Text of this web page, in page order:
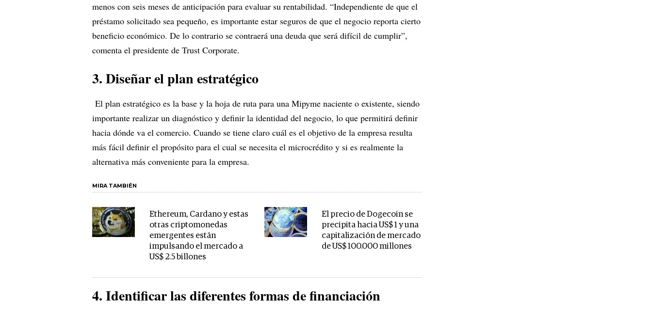
menos con seis meses de anticipación para evaluar su rentabilidad. “Independiente de que el
préstamo solicitado sea pequeño, es importante estar seguros de que el negocio reporta cierto
beneficio económico. De lo contrario se contraerá una deuda que será difícil de cumplir”,
comenta el presidente de Trust Corporate.
3. Diseñar el plan estratégico
El plan estratégico es la base y la hoja de ruta para una Mipyme naciente o existente, siendo
importante realizar un diagnóstico y definir la identidad del negocio, lo que permitirá definir
hacia dónde va el comercio. Cuando se tiene claro cuál es el objetivo de la empresa resulta
más fácil definir el propósito para el cual se necesita el microcrédito y si es realmente la
alternativa más conveniente para la empresa.
MIRA TAMBIÉN
Ethereum, Cardano y estas
otras criptomonedas
emergentes están
impulsando el mercado a
US$ 2.5 billones
El precio de Dogecoin se
precipita hacia US$ 1 y una
capitalización de mercado
de US$ 100.000 millones
4. Identificar las diferentes formas de financiación